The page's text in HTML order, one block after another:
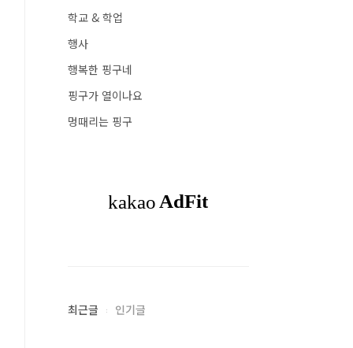
학교 & 학업
행사
행복한 핑구네
핑구가 열이나요
멍때리는 핑구
최근글 인기글